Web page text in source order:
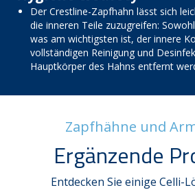
Der Crestline-Zapfhahn lässt sich
die inneren Teile zuzugreifen:
was am wichtigsten ist, der innere
vollständigen Reinigung und
Hauptkörper des Hahns entfernt
Zapfhähne und
Ergänzende
Entdecken Sie einige Celli-